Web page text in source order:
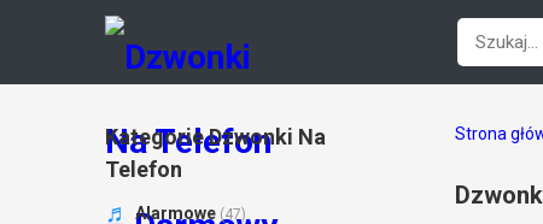
Strona
Kategorie Dzwonki Na
Telefon
Alarmowe (47)